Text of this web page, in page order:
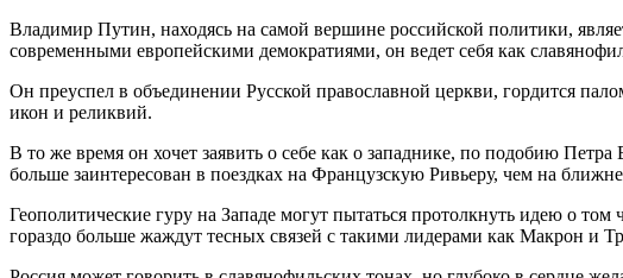
Владимир Путин, находясь на самой вершине российской политики,
современными европейскими демократиями, он ведет себя как
Он преуспел в объединении Русской православной церкви, гордится
икон и реликвий.
В то же время он хочет заявить о себе как о западнике, по подобию
больше заинтересован в поездках на Французскую Ривьеру, чем на
Геополитические гуру на Западе могут пытаться протолкнуть идею о
гораздо больше жаждут тесных связей с такими лидерами как Макрон и